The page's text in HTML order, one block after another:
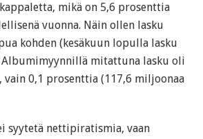
mikä on 5,6 prosenttia
vuonna. Näin ollen lasku
kohden (kesäkuun lopulla lasku
mitattuna lasku oli
0,1 prosenttia (117,6 miljoonaa
syytetä nettipiratismia, vaan